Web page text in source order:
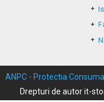
ANPC - Protectia
Drepturi de autor it-